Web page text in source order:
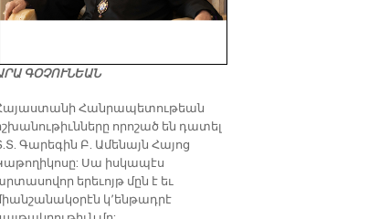
ԳՕՉՈՒՆԵԱՆ
Հանրապետութեան
որոշած են դատել
Գարեգին Բ. Ամենայն Հայոց
Սա իսկապէս
երեւոյթ մըն է եւ
կ՚ենթադրէ